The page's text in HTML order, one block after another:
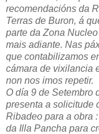
recomendacións da
Terras de Buron, á
parte da Zona
mais adiante. Nas
que contabilizamos
cámara de vixilancia
non nos imos repetir.
O día 9 de Setembro
presenta a solicitude
Ribadeo para a obra
da Illa Pancha para